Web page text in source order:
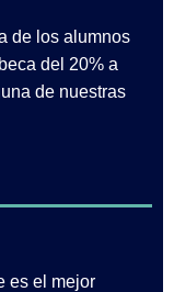
de los alumnos
del 20% a
de nuestras
es el mejor